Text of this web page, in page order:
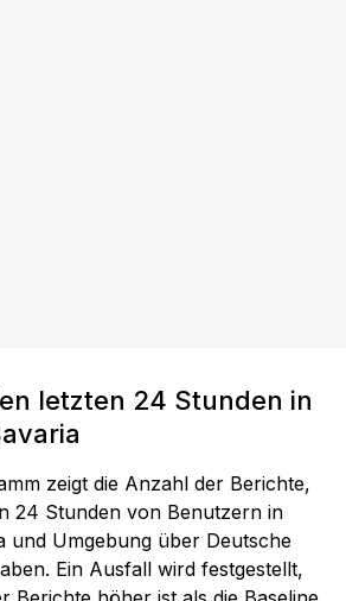
letzten 24 Stunden in
zeigt die Anzahl der Berichte,
24 Stunden von Benutzern in
und Umgebung über Deutsche
Ein Ausfall wird festgestellt,